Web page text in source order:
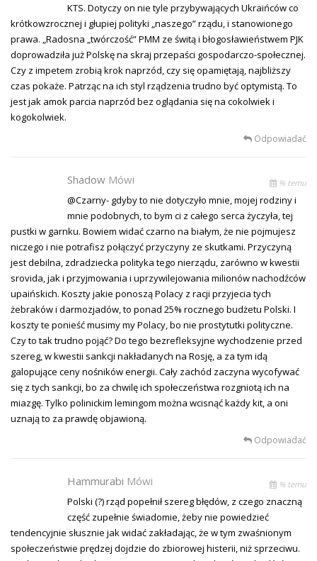
KTS. Dotyczy on nie tyle przybywających Ukraińców co
krótkowzrocznej i głupiej polityki „naszego” rządu, i stanowionego
prawa. „Radosna „twórczość” PMM ze świtą i błogosławieństwem PJK
doprowadziła już Polskę na skraj przepaści gospodarczo-społecznej.
Czy z impetem zrobią krok naprzód, czy się opamiętają, najbliższy
czas pokaże. Patrząc na ich styl rządzenia trudno być optymistą. To
jest jak amok parcia naprzód bez oglądania się na cokolwiek i
kogokolwiek.
Odpowiadać
Shadow Mówi % temu
@Czarny- gdyby to nie dotyczyło mnie, mojej rodziny i
mnie podobnych, to bym ci z całego serca życzyła, tej
pustki w garnku. Bowiem widać czarno na białym, że nie pojmujesz
niczego i nie potrafisz połączyć przyczyny ze skutkami. Przyczyną
jest debilna, zdradziecka polityka tego nierządu, zarówno w kwestii
srovida, jak i przyjmowania i uprzywilejowania milionów nachodźców
upaińskich. Koszty jakie ponoszą Polacy z racji przyjecia tych
żebraków i darmozjadów, to ponad 25% rocznego budżetu Polski. I
koszty te ponieść musimy my Polacy, bo nie prostytutki polityczne.
Czy to tak trudno pojąć? Do tego bezrefleksyjne wychodzenie przed
szereg, w kwestii sankcji nakładanych na Rosję, a za tym idą
galopujące ceny nośników energii. Cały zachód zaczyna wycofywać
się z tych sankcji, bo za chwilę ich społeczeństwa rozgniotą ich na
miazgę. Tylko polinickim lemingom można wcisnąć każdy kit, a oni
uznają to za prawdę objawioną.
Odpowiadać
Hammurabi Mówi % temu
Polski (?) rząd popełnił szereg błędów, z czego znaczną
część zupełnie świadomie, żeby nie powiedzieć
tendencyjnie słusznie jak widać zakładając, że w tym zwaśnionym
społeczeństwie prędzej dojdzie do zbiorowej histerii, niż sprzeciwu.